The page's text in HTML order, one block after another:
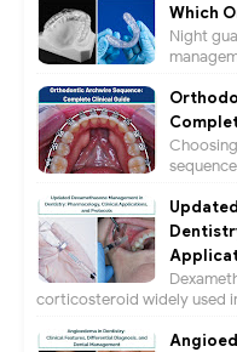
Which
Night
corticosteroid widely used